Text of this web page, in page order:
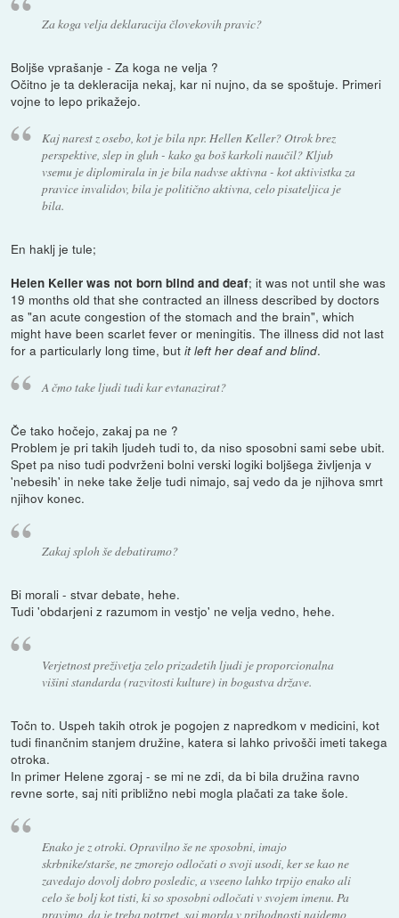
Za koga velja deklaracija človekovih pravic?
Boljše vprašanje - Za koga ne velja ?
Očitno je ta dekleracija nekaj, kar ni nujno, da se spoštuje. Primeri
vojne to lepo prikažejo.
Kaj narest z osebo, kot je bila npr. Hellen Keller? Otrok brez
perspektive, slep in gluh - kako ga boš karkoli naučil? Kljub
vsemu je diplomirala in je bila nadvse aktivna - kot aktivistka za
pravice invalidov, bila je politično aktivna, celo pisateljica je
bila.
En haklj je tule;
Helen Keller was not born blind and deaf; it was not until she was
19 months old that she contracted an illness described by doctors
as "an acute congestion of the stomach and the brain", which
might have been scarlet fever or meningitis. The illness did not last
for a particularly long time, butit left her deaf and blind.
A čmo take ljudi tudi kar evtanazirat?
Če tako hočejo, zakaj pa ne ?
Problem je pri takih ljudeh tudi to, da niso sposobni sami sebe ubit.
Spet pa niso tudi podvrženi bolni verski logiki boljšega življenja v
'nebesih' in neke take želje tudi nimajo, saj vedo da je njihova smrt
njihov konec.
Zakaj sploh še debatiramo?
Bi morali - stvar debate, hehe.
Tudi 'obdarjeni z razumom in vestjo' ne velja vedno, hehe.
Verjetnost preživetja zelo prizadetih ljudi je proporcionalna
višini standarda (razvitosti kulture) in bogastva države.
Točn to. Uspeh takih otrok je pogojen z napredkom v medicini, kot
tudi finančnim stanjem družine, katera si lahko privošči imeti takega
otroka.
In primer Helene zgoraj - se mi ne zdi, da bi bila družina ravno
revne sorte, saj niti približno nebi mogla plačati za take šole.
Enako je z otroki. Opravilno še ne sposobni, imajo
skrbnike/starše, ne zmorejo odločati o svoji usodi, ker se kao ne
zavedajo dovolj dobro posledic, a vseeno lahko trpijo enako ali
celo še bolj kot tisti, ki so sposobni odločati v svojem imenu. Pa
pravimo, da je treba potrpet, saj morda v prihodnosti najdemo